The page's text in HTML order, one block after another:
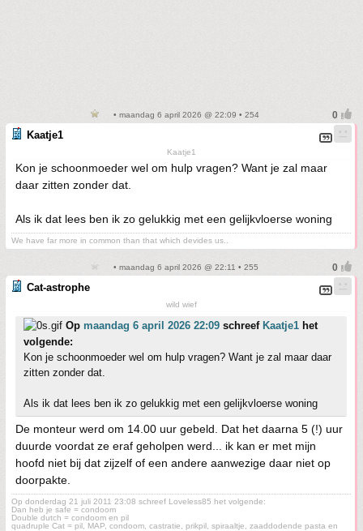
• maandag 6 april 2026 @ 22:09 • 254
Kaatje1
Kaatje1
Kon je schoonmoeder wel om hulp vragen? Want je zal maar
daar zitten zonder dat.
Als ik dat lees ben ik zo gelukkig met een gelijkvloerse woning
We have far more in common than that which devides us..
• maandag 6 april 2026 @ 22:11 • 255
Cat-astrophe
wild wief
Op maandag 6 april 2026 22:09 schreef Kaatje1 het
volgende:
Kon je schoonmoeder wel om hulp vragen? Want je zal maar daar
zitten zonder dat.
Als ik dat lees ben ik zo gelukkig met een gelijkvloerse woning
De monteur werd om 14.00 uur gebeld. Dat het daarna 5 (!) uur
duurde voordat ze eraf geholpen werd... ik kan er met mijn
hoofd niet bij dat zijzelf of een andere aanwezige daar niet op
doorpakte.
Op donderdag 21 juli 2011 23:08 schreef Loveless85 het volgende:
Dan heb je safe = condoom
Double dutch = condoom en pil
quadruple Cat = pil, MAP, condoom, castratie, prikpil, spiraaltje, zaaddodende pasta en